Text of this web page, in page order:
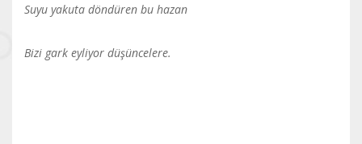
Suyu yakuta döndüren bu hazan
Bizi gark eyliyor düşüncelere.